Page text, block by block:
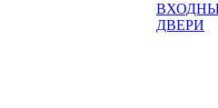
ДВЕРИ